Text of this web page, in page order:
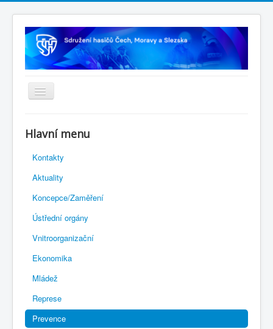
Rejstřík sportu
Novelizace Stanov SH ČMS
Plán činnosti 2026
Kalendář akcí
Výhody pro členy
Portál REDENOX
Hlavní menu
Kontakty
Aktuality
Koncepce/Zaměření
Ústřední orgány
Vnitroorganizační
Ekonomika
Mládež
Represe
Prevence